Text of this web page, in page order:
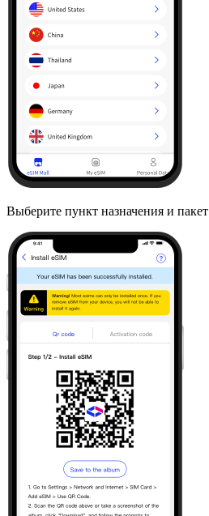
Выберите пункт назначения и пакет